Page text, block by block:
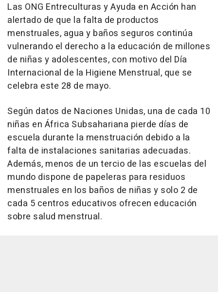
Las ONG Entreculturas y Ayuda en Acción han
alertado de que la falta de productos
menstruales, agua y baños seguros continúa
vulnerando el derecho a la educación de millones
de niñas y adolescentes, con motivo del Día
Internacional de la Higiene Menstrual, que se
celebra este 28 de mayo.
Según datos de Naciones Unidas, una de cada 10
niñas en África Subsahariana pierde días de
escuela durante la menstruación debido a la
falta de instalaciones sanitarias adecuadas.
Además, menos de un tercio de las escuelas del
mundo dispone de papeleras para residuos
menstruales en los baños de niñas y solo 2 de
cada 5 centros educativos ofrecen educación
sobre salud menstrual.